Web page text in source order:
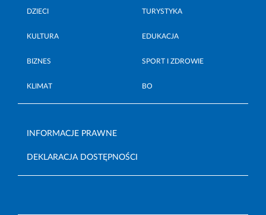
DZIECI TURYSTYKA
KULTURA EDUKACJA
BIZNES SPORT I ZDROWIE
KLIMAT BO
INFORMACJE PRAWNE
DEKLARACJA DOSTĘPNOŚCI